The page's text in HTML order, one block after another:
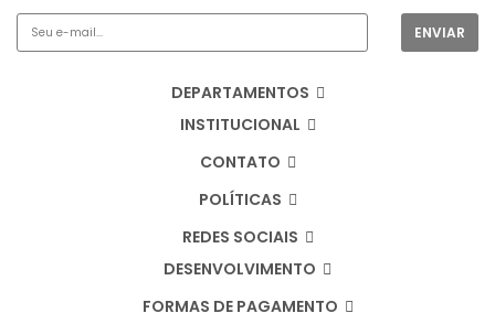
DEPARTAMENTOS
INSTITUCIONAL
CONTATO
POLÍTICAS
REDES SOCIAIS
DESENVOLVIMENTO
FORMAS DE PAGAMENTO